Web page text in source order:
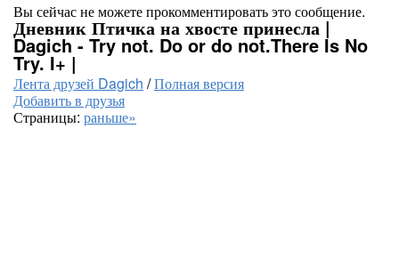
Вы сейчас не можете прокомментировать это сообщение.
Дневник Птичка на хвосте принесла |
Dagich - Try not. Do or do not.There Is No
Try. I+ |
Лента друзей Dagich /Полная версия
Добавить в друзья
Страницы: раньше»